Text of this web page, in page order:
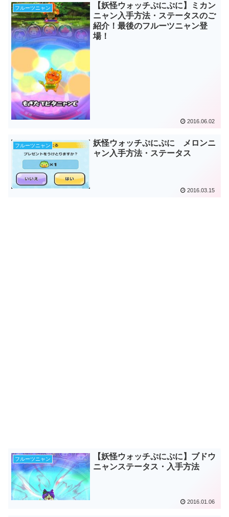
フルーツニャン
【妖怪ウォッチぷにぷに】ミカン
ニャン入手方法・ステータスのご
紹介！最後のフルーツニャン登
場！
2016.06.02
フルーツニャン
妖怪ウォッチぷにぷに メロンニ
ャン入手方法・ステータス
2016.03.15
フルーツニャン
【妖怪ウォッチぷにぷに】ブドウ
ニャンステータス・入手方法
2016.01.06